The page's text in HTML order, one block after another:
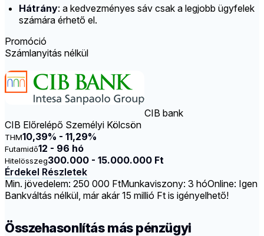
Hátrány: a kedvezményes sáv csak a legjobb ügyfelek
számára érhető el.
Promóció
Számlanyitás nélkül
CIB bank
CIB Előrelépő Személyi Kölcsön
THM10,39% - 11,29%
Futamidő12 - 96 hó
Hitelösszeg300.000 - 15.000.000 Ft
Érdekel Részletek
Min. jövedelem: 250 000 FtMunkaviszony: 3 hóOnline: Igen
Bankváltás nélkül, már akár 15 millió Ft is igényelhető!
Összehasonlítás más pénzügyi